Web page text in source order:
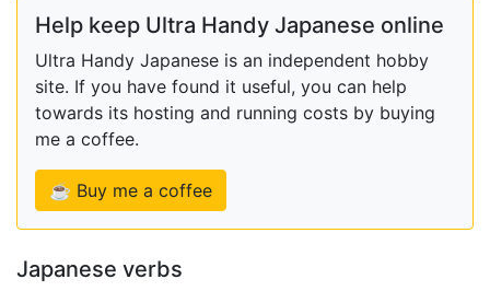
Help keep Ultra Handy Japanese online
Ultra Handy Japanese is an independent hobby
site. If you have found it useful, you can help
towards its hosting and running costs by buying
me a coffee.
☕ Buy me a coffee
Japanese verbs